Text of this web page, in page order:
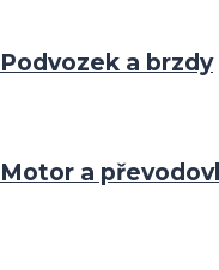
Podvozek a brzdy
Motor a